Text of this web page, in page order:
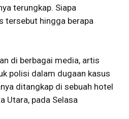
terungkap. Siapa
tersebut hingga berapa
di berbagai media, artis
polisi dalam dugaan kasus
ditangkap di sebuah hotel
Utara, pada Selasa